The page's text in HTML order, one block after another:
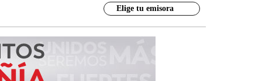
Elige tu emisora